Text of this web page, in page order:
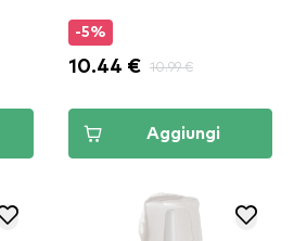
-5%
10.44 € 10.99 €
Aggiungi